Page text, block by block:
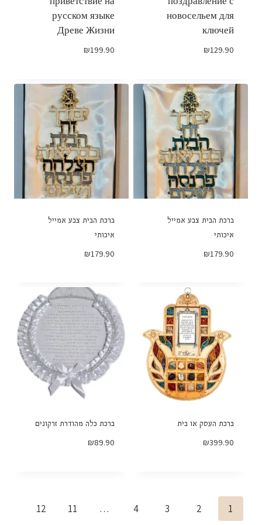
новосельем для
ключей
₪129.90
русском языке
Древе Жизни
₪199.90
ברכת הבית צבע אמייל
איכותי
₪179.90
ברכת הבית צבע אמייל
איכותי
₪179.90
ברכת העסק או בית
₪399.90
ברכת כלה מהודרת זרקונים
₪89.90
1
2
3
4
…
11
12